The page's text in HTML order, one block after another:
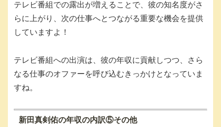
テレビ番組での露出が増えることで、彼の知名度がさ
らに上がり、次の仕事へとつながる重要な機会を提供
していますよ！
テレビ番組への出演は、彼の年収に貢献しつつ、さら
なる仕事のオファーを呼び込むきっかけとなっていま
すね。
新田真剣佑の年収の内訳⑤その他